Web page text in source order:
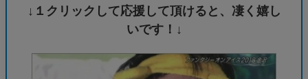
↓１クリックして応援して頂けると、凄く嬉し
いです！↓